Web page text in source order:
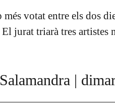
votat entre els dos
jurat triarà tres artistes
|